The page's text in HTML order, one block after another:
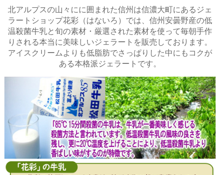
北アルプスの山々にに囲まれた信州は信濃大町にあるジェ
ラートショップ花彩（はないろ）では、信州安曇野産の低
温殺菌牛乳と旬の素材・厳選された素材を使って毎朝手作
りされる本当に美味しいジェラートを販売しております。
アイスクリームよりも低脂肪でさっぱりした中にもコクが
ある本格派ジェラートです。